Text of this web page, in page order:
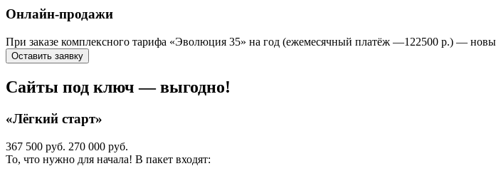
Онлайн-продажи
При заказе комплексного тарифа «Эволюция 35» на год (ежемесячный платёж —122500 р.) —
Оставить заявку
Сайты под ключ — выгодно!
«Лёгкий старт»
367 500 руб. 270 000 руб.
То, что нужно для начала! В пакет входят: